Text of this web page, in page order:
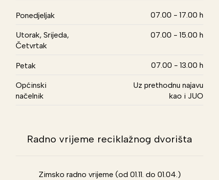
Ponedjeljak 07.00 - 17.00 h
Utorak, Srijeda,
Četvrtak
07.00 - 15.00 h
Petak 07.00 - 13.00 h
Općinski
načelnik
Uz prethodnu najavu
kao i JUO
Radno vrijeme reciklažnog dvorišta
Zimsko radno vrijeme (od 01.11. do 01.04.)